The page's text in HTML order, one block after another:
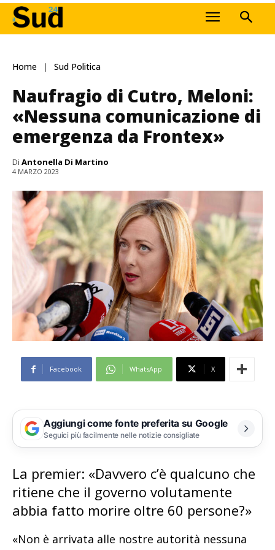
Home Sud Politica
Naufragio di Cutro, Meloni:
«Nessuna comunicazione di
emergenza da Frontex»
Di Antonella Di Martino
4 MARZO 2023
Facebook WhatsApp X
Aggiungi come fonte preferita su Google
Seguici più facilmente nelle notizie consigliate
La premier: «Davvero c’è qualcuno che
ritiene che il governo volutamente
abbia fatto morire oltre 60 persone?»
«Non è arrivata alle nostre autorità nessuna